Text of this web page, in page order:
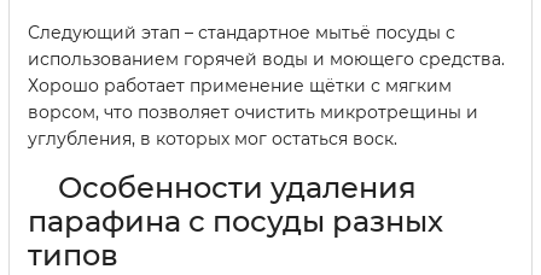
Следующий этап – стандартное мытьё посуды с
использованием горячей воды и моющего средства.
Хорошо работает применение щётки с мягким
ворсом, что позволяет очистить микротрещины и
углубления, в которых мог остаться воск.
Особенности удаления
парафина с посуды разных
типов